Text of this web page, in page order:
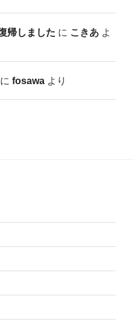
帰しました に こきあ よ
に fosawa より